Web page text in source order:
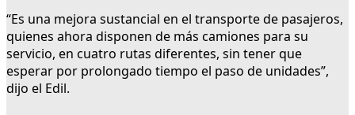
“Es una mejora sustancial en el transporte de pasajeros,
quienes ahora disponen de más camiones para su
servicio, en cuatro rutas diferentes, sin tener que
esperar por prolongado tiempo el paso de unidades”,
dijo el Edil.